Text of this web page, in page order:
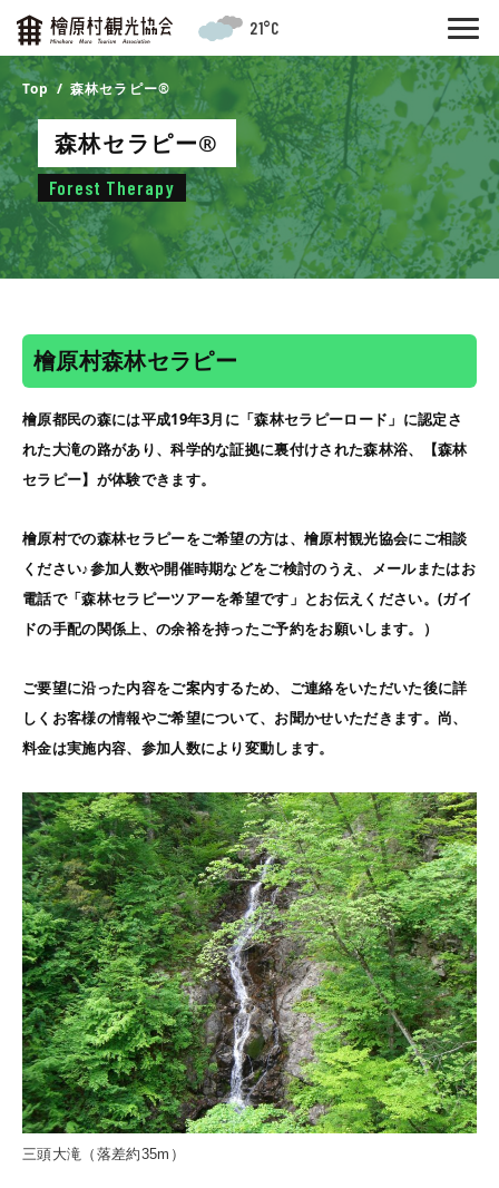
21°C
Top 森林セラピー®️
森林セラピー®️
Forest Therapy
檜原村森林セラピー
檜原都民の森には平成19年3月に「森林セラピーロード」に認定さ
れた大滝の路があり、科学的な証拠に裏付けされた森林浴、【森林
セラピー】が体験できます。
檜原村での森林セラピーをご希望の方は、檜原村観光協会にご相談
ください♪参加人数や開催時期などをご検討のうえ、メールまたはお
電話で「森林セラピーツアーを希望です」とお伝えください。(ガイ
ドの手配の関係上、の余裕を持ったご予約をお願いします。）
ご要望に沿った内容をご案内するため、ご連絡をいただいた後に詳
しくお客様の情報やご希望について、お聞かせいただきます。尚、
料金は実施内容、参加人数により変動します。
三頭大滝（落差約35m）